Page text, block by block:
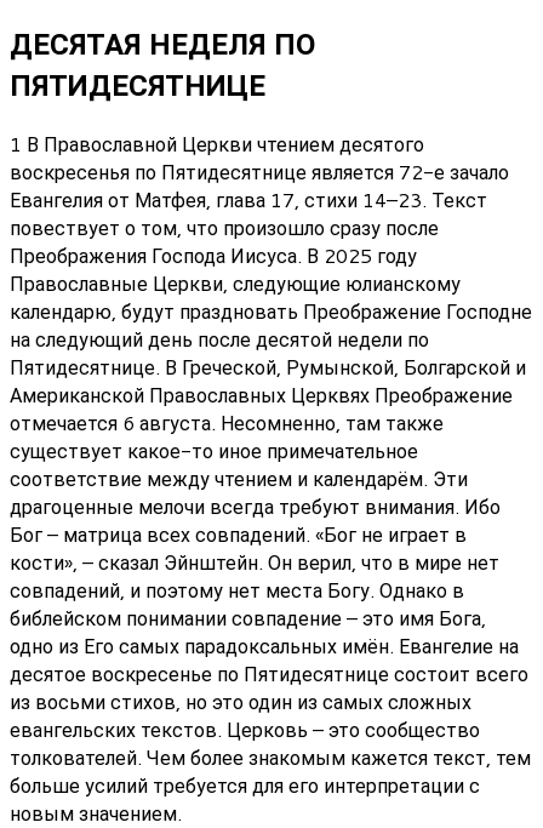
ДЕСЯТАЯ НЕДЕЛЯ ПО
ПЯТИДЕСЯТНИЦЕ
1 В Православной Церкви чтением десятого
воскресенья по Пятидесятнице является 72-е зачало
Евангелия от Матфея, глава 17, стихи 14–23. Текст
повествует о том, что произошло сразу после
Преображения Господа Иисуса. В 2025 году
Православные Церкви, следующие юлианскому
календарю, будут праздновать Преображение Господне
на следующий день после десятой недели по
Пятидесятнице. В Греческой, Румынской, Болгарской и
Американской Православных Церквях Преображение
отмечается 6 августа. Несомненно, там также
существует какое-то иное примечательное
соответствие между чтением и календарём. Эти
драгоценные мелочи всегда требуют внимания. Ибо
Бог – матрица всех совпадений. «Бог не играет в
кости», – сказал Эйнштейн. Он верил, что в мире нет
совпадений, и поэтому нет места Богу. Однако в
библейском понимании совпадение – это имя Бога,
одно из Его самых парадоксальных имён. Евангелие на
десятое воскресенье по Пятидесятнице состоит всего
из восьми стихов, но это один из самых сложных
евангельских текстов. Церковь – это сообщество
толкователей. Чем более знакомым кажется текст, тем
больше усилий требуется для его интерпретации с
новым значением.